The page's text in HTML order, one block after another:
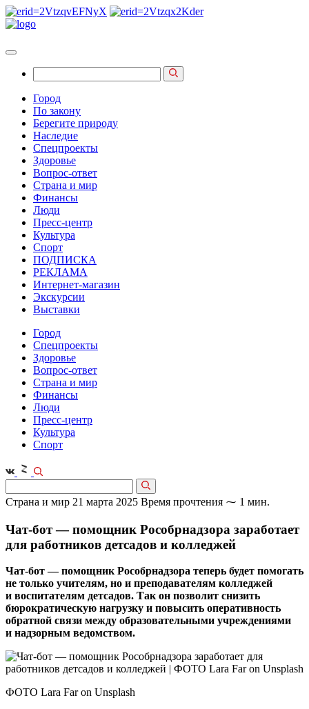
Город
По закону
Берегите природу
Наследие
Спецпроекты
Здоровье
Вопрос-ответ
Страна и мир
Финансы
Люди
Пресс-центр
Культура
Спорт
ПОДПИСКА
РЕКЛАМА
Интернет-магазин
Экскурсии
Выставки
Город
Спецпроекты
Здоровье
Вопрос-ответ
Страна и мир
Финансы
Люди
Пресс-центр
Культура
Спорт
Страна и мир 21 марта 2025 Время прочтения ⁓ 1 мин.
Чат-бот — помощник Рособрнадзора заработает
для работников детсадов и колледжей
Чат-бот — помощник Рособрнадзора теперь будет помогать
не только учителям, но и преподавателям колледжей
и воспитателям детсадов. Так он позволит снизить
бюрократическую нагрузку и повысить оперативность
обратной связи между образовательными учреждениями
и надзорным ведомством.
ФОТО Lara Far on Unsplash